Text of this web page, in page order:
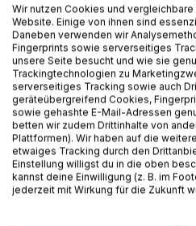
Feier Dein Leben - auch mit
Dieses Buch ist ein
Jedes Alter ist gerade richtig,
Von wegen Abstellgleis! Der
sein. Jetzt werden
einmal Gas gegeben und
Leben neu gestaltet und
Viele hilfreiche Tipps,
machen Dein Leben auf jeden
abwechslungsreicher.
Wir nutzen Cookies und
Website. Einige von ihnen sind
Daneben verwenden wir
Fingerprints sowie serverseitiges
unsere Seite besucht und wie sie
Trackingtechnologien zu
serverseitiges Tracking sowie auch
geräteübergreifend Cookies,
sowie gehashte E-Mail-Adressen
betten wir zudem Drittinhalte von
Plattformen). Wir haben auf die
etwaiges Tracking durch den
Einstellung willigst du in die oben
kannst deine Einwilligung (z. B. im
jederzeit mit Wirkung für die Zukunft